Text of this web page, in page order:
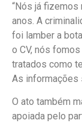
“Nós já fizemos
anos. A
foi lamber a
o CV, nós
tratados como
As informações
O ato também
apoiada pelo